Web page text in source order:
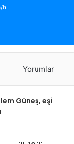
h
Yorumlar
Güneş, eşi